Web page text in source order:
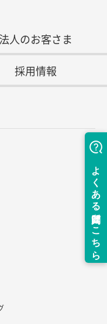
法人のお客さま
採用情報